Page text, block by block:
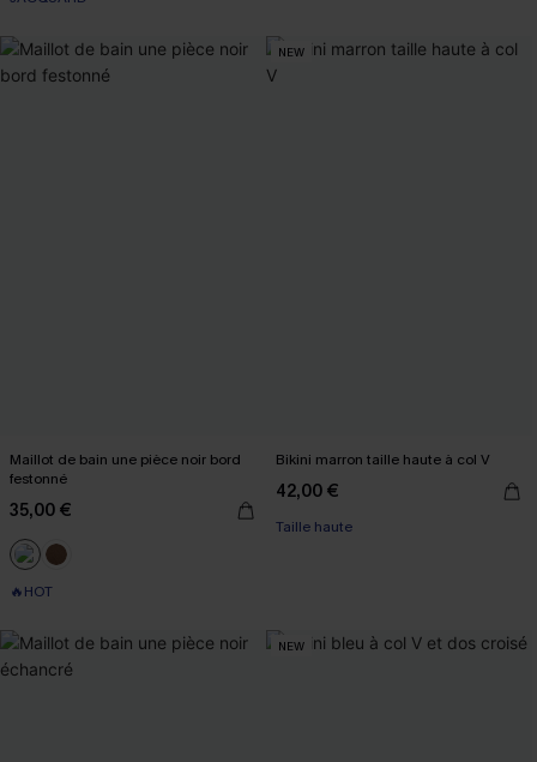
Maillot de bain une pièce noir bord
festonné
35,00 €
🔥HOT
NEW
Bikini marron taille haute à col V
42,00 €
Taille haute
NEW